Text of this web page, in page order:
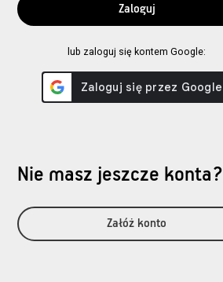
lub zaloguj się kontem Google:
Nie masz jeszcze konta?
Załóż konto